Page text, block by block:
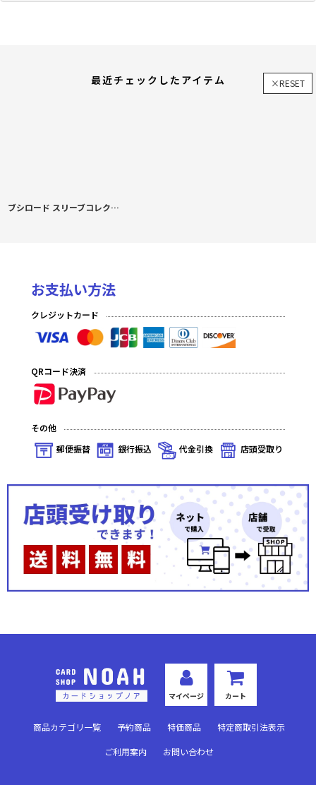
最近チェックしたアイテム ×RESET
ブシロード スリーブコレクション ハイグレード Vol.4926 Key25th『あゆ＆観鈴』
お支払い方法
クレジットカード
QRコード決済
その他
郵便振替
銀行振込 代金引換 店頭受取り
マイページ カート
商品カテゴリ一覧 予約商品 特価商品 特定商取引法表示
ご利用案内 お問い合わせ